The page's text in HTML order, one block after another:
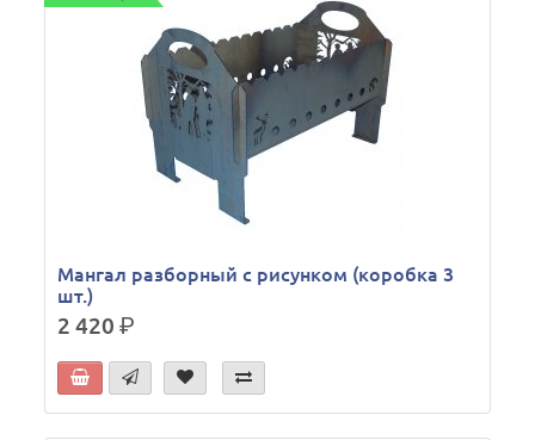
Мангал разборный с рисунком (коробка 3
шт.)
2 420р.